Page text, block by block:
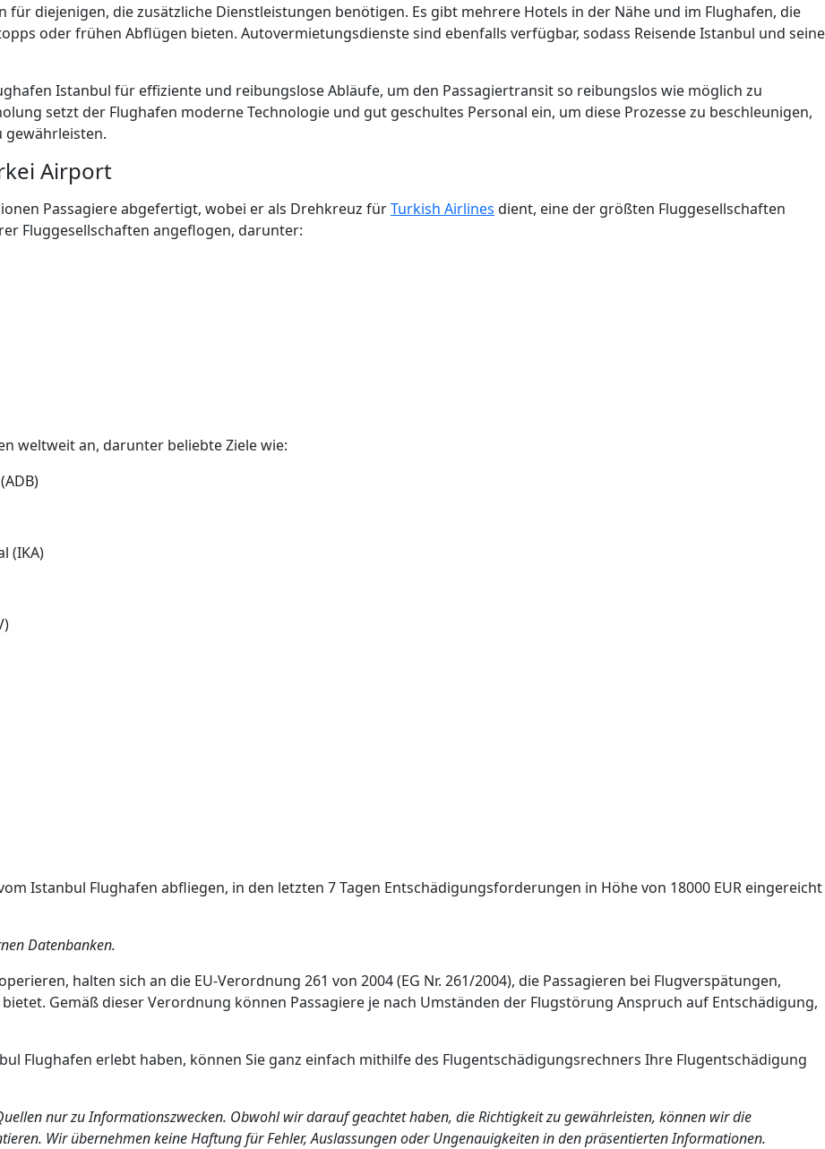
diejenigen, die zusätzliche Dienstleistungen benötigen. Es gibt mehrere Hotels in der Nähe und im Flughafen, die
oder frühen Abflügen bieten. Autovermietungsdienste sind ebenfalls verfügbar, sodass Reisende Istanbul und seine
Istanbul für effiziente und reibungslose Abläufe, um den Passagiertransit so reibungslos wie möglich zu
setzt der Flughafen moderne Technologie und gut geschultes Personal ein, um diese Prozesse zu beschleunigen,
gewährleisten.
Airport
Passagiere abgefertigt, wobei er als Drehkreuz fürTurkish Airlines dient, eine der größten Fluggesellschaften
Fluggesellschaften angeflogen, darunter:
weltweit an, darunter beliebte Ziele wie:
(IKA)
Istanbul Flughafen abfliegen, in den letzten 7 Tagen Entschädigungsforderungen in Höhe von 18000 EUR eingereicht
Datenbanken.
halten sich an die EU-Verordnung 261 von 2004 (EG Nr. 261/2004), die Passagieren bei Flugverspätungen,
Gemäß dieser Verordnung können Passagiere je nach Umständen der Flugstörung Anspruch auf Entschädigung,
Flughafen erlebt haben, können Sie ganz einfach mithilfe des Flugentschädigungsrechners Ihre Flugentschädigung
nur zu Informationszwecken. Obwohl wir darauf geachtet haben, die Richtigkeit zu gewährleisten, können wir die
Wir übernehmen keine Haftung für Fehler, Auslassungen oder Ungenauigkeiten in den präsentierten Informationen.